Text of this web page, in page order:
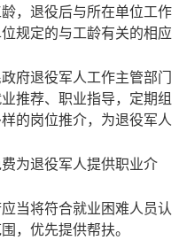
，退役后与所在单位工作
规定的与工龄有关的相应
府退役军人工作主管部门
推荐、职业指导，定期组
的岗位推介，为退役军人
为退役军人提供职业介
当将符合就业困难人员认
，优先提供帮扶。